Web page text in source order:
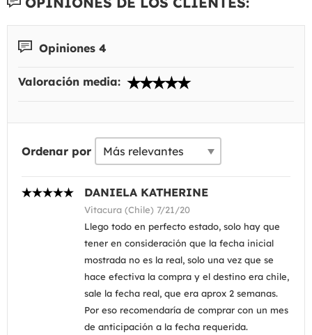
Opiniones 4
Valoración media:
Ordenar por
DANIELA KATHERINE
Vitacura (Chile) 7/21/20
Llego todo en perfecto estado, solo hay que
tener en consideración que la fecha inicial
mostrada no es la real, solo una vez que se
hace efectiva la compra y el destino era chile,
sale la fecha real, que era aprox 2 semanas.
Por eso recomendaría de comprar con un mes
de anticipación a la fecha requerida.